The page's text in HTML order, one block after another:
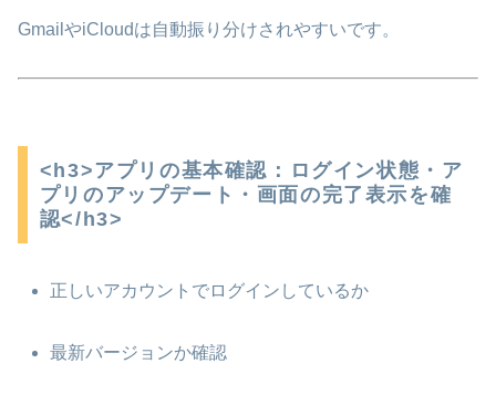
GmailやiCloudは自動振り分けされやすいです。
<h3>アプリの基本確認：ログイン状態・ア
プリのアップデート・画面の完了表示を確
認</h3>
正しいアカウントでログインしているか
最新バージョンか確認